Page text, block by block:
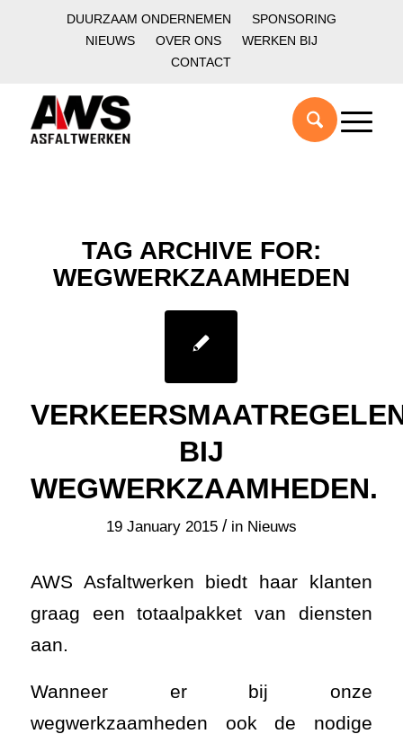
DUURZAAM ONDERNEMEN
SPONSORING
NIEUWS
OVER ONS
WERKEN BIJ
CONTACT
TAG ARCHIVE FOR:
WEGWERKZAAMHEDEN
BIJ
WEGWERKZAAMHEDEN.
19 January 2015 / in Nieuws
AWS Asfaltwerken biedt haar klanten
graag een totaalpakket van diensten
aan.
Wanneer er bij onze
wegwerkzaamheden ook de nodige